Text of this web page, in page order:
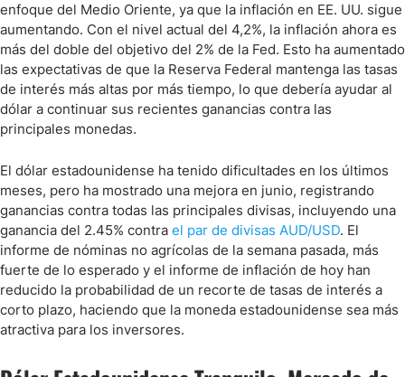
enfoque del Medio Oriente, ya que la inflación en EE. UU. sigue
aumentando. Con el nivel actual del 4,2%, la inflación ahora es
más del doble del objetivo del 2% de la Fed. Esto ha aumentado
las expectativas de que la Reserva Federal mantenga las tasas
de interés más altas por más tiempo, lo que debería ayudar al
dólar a continuar sus recientes ganancias contra las
principales monedas.
El dólar estadounidense ha tenido dificultades en los últimos
meses, pero ha mostrado una mejora en junio, registrando
ganancias contra todas las principales divisas, incluyendo una
ganancia del 2.45% contra el par de divisas AUD/USD. El
informe de nóminas no agrícolas de la semana pasada, más
fuerte de lo esperado y el informe de inflación de hoy han
reducido la probabilidad de un recorte de tasas de interés a
corto plazo, haciendo que la moneda estadounidense sea más
atractiva para los inversores.